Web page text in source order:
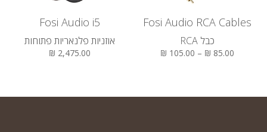
Fosi Audio RCA Cables
כבל RCA
85.00 ₪ – 105.00 ₪
Fosi Audio i5
אוזניות פלנאריות פתוחות
2,475.00 ₪